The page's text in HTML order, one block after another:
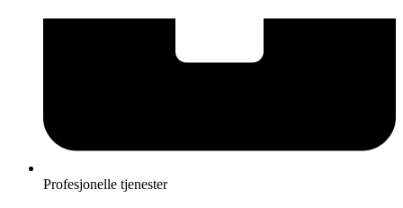
Profesjonelle tjenester